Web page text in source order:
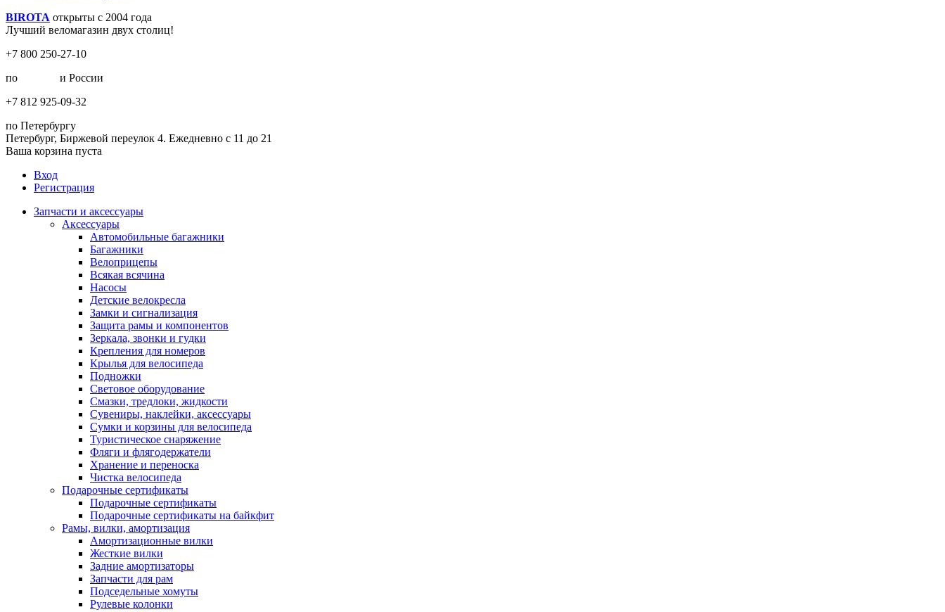
BIROTA открыты с 2004 года
Лучший веломагазин двух столиц!
+7 800 250-27-10
по
и России
+7 812 925-09-32
по Петербургу
Петербург, Биржевой переулок 4. Ежедневно с 11 до 21
Ваша корзина пуста
Вход
Регистрация
Запчасти и аксессуары
Аксессуары
Автомобильные багажники
Багажники
Велоприцепы
Всякая всячина
Насосы
Детские велокресла
Замки и сигнализация
Защита рамы и компонентов
Зеркала, звонки и гудки
Крепления для номеров
Крылья для велосипеда
Подножки
Световое оборудование
Смазки, тредлоки, жидкости
Сувениры, наклейки, аксессуары
Сумки и корзины для велосипеда
Туристическое снаряжение
Фляги и флягодержатели
Хранение и переноска
Чистка велосипеда
Подарочные сертификаты
Подарочные сертификаты
Подарочные сертификаты на байкфит
Рамы, вилки, амортизация
Амортизационные вилки
Жесткие вилки
Задние амортизаторы
Запчасти для рам
Подседельные хомуты
Рулевые колонки